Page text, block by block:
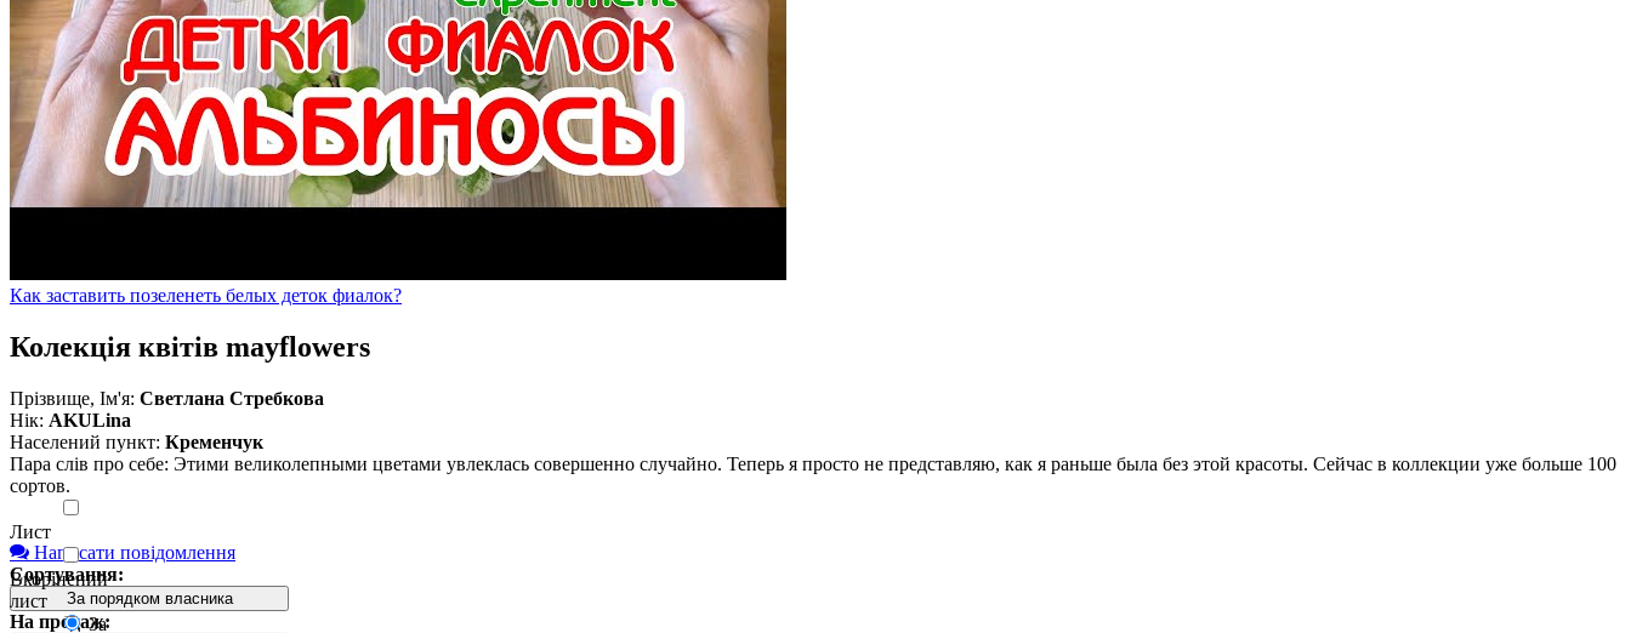
Как заставить позеленеть белых деток фиалок?
Колекція квітів mayflowers
Прізвище, Ім'я: Светлана Стребкова
Нік: AKULina
Населений пункт: Кременчук
Пара слів про себе: Этими великолепными цветами увлеклась совершенно случайно. Теперь я просто не представляю, как я раньше была без этой красоты. Сейчас в коллекции уже больше 100
сортов.
Написати повідомлення
Сортування:
За порядком власника
За
На продаж:
Лист
Вкорінений
лист